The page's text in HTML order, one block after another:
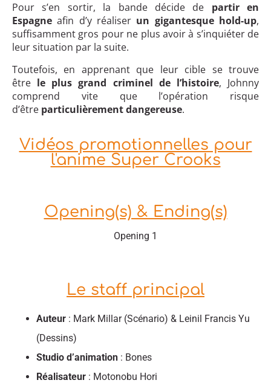
Pour s’en sortir, la bande décide de partir en
Espagne afin d’y réaliser un gigantesque hold-up,
suffisamment gros pour ne plus avoir à s’inquiéter de
leur situation par la suite.
Toutefois, en apprenant que leur cible se trouve
être le plus grand criminel de l’histoire, Johnny
comprend vite que l’opération risque
d’être particulièrement dangereuse.
Vidéos promotionnelles pour
l'anime Super Crooks
Opening(s) & Ending(s)
Opening 1
Le staff principal
Auteur : Mark Millar (Scénario) & Leinil Francis Yu
(Dessins)
Studio d’animation : Bones
Réalisateur : Motonobu Hori